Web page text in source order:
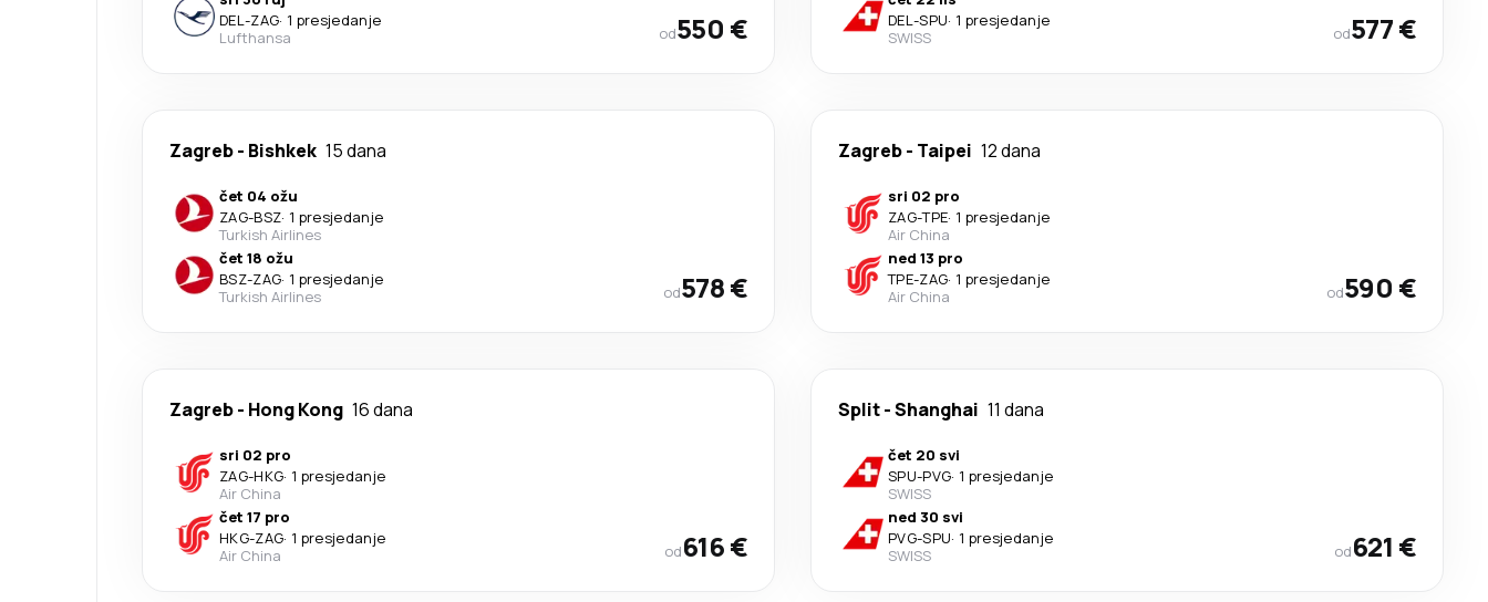
DEL-ZAG· 1 presjedanje
Lufthansa
od550 €
DEL-SPU· 1 presjedanje
SWISS
od577 €
Zagreb- Bishkek 15 dana
čet 04 ožu
ZAG-BSZ· 1 presjedanje
Turkish Airlines
čet 18 ožu
BSZ-ZAG· 1 presjedanje
Turkish Airlines
od578 €
Zagreb- Taipei 12 dana
sri 02 pro
ZAG-TPE· 1 presjedanje
Air China
ned 13 pro
TPE-ZAG· 1 presjedanje
Air China
od590 €
Zagreb- Hong Kong 16 dana
sri 02 pro
ZAG-HKG· 1 presjedanje
Air China
čet 17 pro
HKG-ZAG· 1 presjedanje
Air China
od616 €
Split-Shanghai 11 dana
čet 20 svi
SPU-PVG· 1 presjedanje
SWISS
ned 30 svi
PVG-SPU· 1 presjedanje
SWISS
od621 €